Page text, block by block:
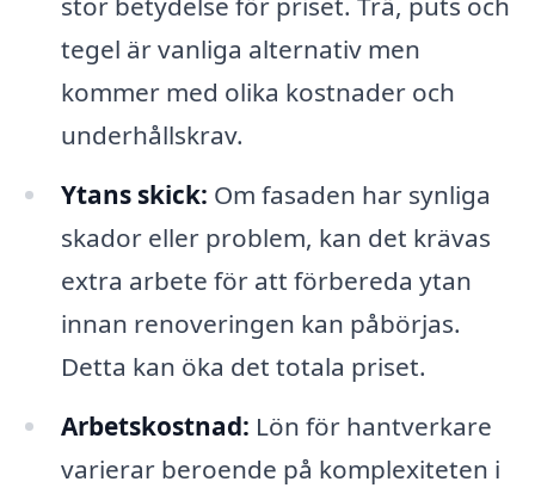
tegel är vanliga alternativ men
kommer med olika kostnader och
underhållskrav.
Ytans skick: Om fasaden har synliga
skador eller problem, kan det krävas
extra arbete för att förbereda ytan
innan renoveringen kan påbörjas.
Detta kan öka det totala priset.
Arbetskostnad: Lön för hantverkare
varierar beroende på komplexiteten i